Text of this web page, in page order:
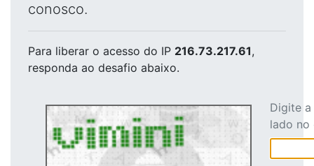
conosco.
Para liberar o acesso do IP 216.73.217.61,
responda ao desafio abaixo.
Digite
lado no